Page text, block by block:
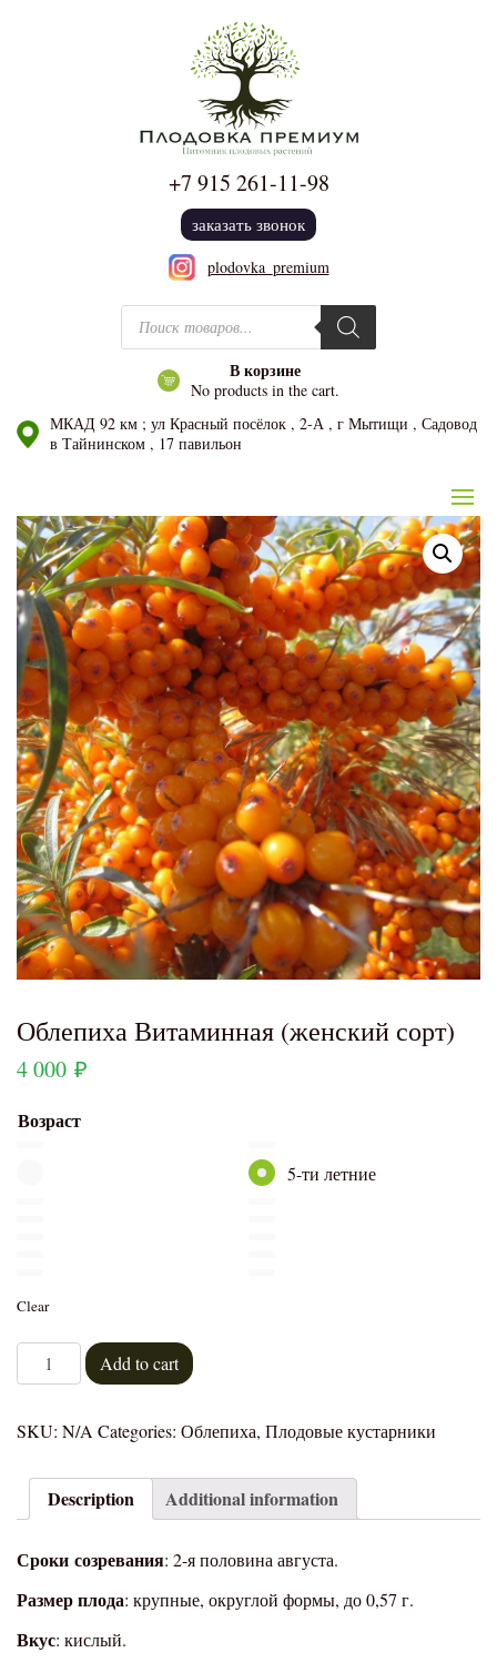
+7 915 261-11-98
заказать звонок
plodovka_premium
Поиск товаров
В корзине
No products in the cart.
МКАД 92 км ; ул Красный посёлок , 2-А , г Мытищи , Садовод
в Тайнинском , 17 павильон
Облепиха Витаминная (женский сорт)
4 000 ₽
Возраст
5-ти летние
Clear
Облепиха Витаминная (женский сорт) quantity
Add to cart
SKU: N/A Categories: Облепиха, Плодовые кустарники
Description Additional information
Сроки созревания: 2-я половина августа.
Размер плода: крупные, округлой формы, до 0,57 г.
Вкус: кислый.